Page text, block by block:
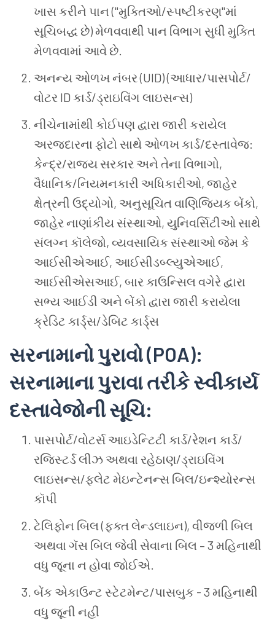
ખાસકરીને પાન("મુક્તિઓ/સ્પષ્ટીકરણ"માં
સૂચિબદ્ધ છે)મેળવવાથી પાન વિભાગ સુધી મુક્તિ
મેળવવામાં આવે છે.
અનન્ય ઓળખનંબર(UID) (આધાર/પાસપોર્ટ/
વોટર ID કાર્ડ/ડ્રાઇવિંગ લાઇસન્સ)
નીચેનામાંથી કોઈપણદ્વારા જારી કરાયેલ
અરજદારના ફોટો સાથે ઓળખકાર્ડ/દસ્તાવેજ:
કેન્દ્ર/રાજ્ય સરકાર અને તેના વિભાગો,
વૈધાનિક/નિયમનકારી અધિકારીઓ, જાહેર
ક્ષેત્રની ઉદ્યોગો, અનુસૂચિતવાણિજ્યિકબેંકો,
જાહેરનાણાંકીય સંસ્થાઓ, યુનિવર્સિટીઓ સાથે
સંલગ્ન કૉલેજો, વ્યવસાયિક સંસ્થાઓજેમકે
આઈસીએઆઈ, આઈસીડબ્લ્યુએઆઈ,
આઈસીએસઆઈ, બારકાઉન્સિલવગેરેદ્વારા
સભ્ય આઈડી અને બેંકો દ્વારા જારી કરાયેલા
ક્રેડિટ કાર્ડ્સ/ડેબિટ કાર્ડ્સ
સરનામાનોપુરાવો(POA):
સરનામાનાપુરાવાતરીકેસ્વીકાર્ય
દસ્તાવેજોનીસૂચિ:
પાસપોર્ટ/વોટર્સ આઇડેન્ટિટી કાર્ડ/રેશન કાર્ડ/
રજિસ્ટર્ડલીઝ અથવા રહેઠાણ/ડ્રાઇવિંગ
લાઇસન્સ/ફ્લેટ મેઇન્ટેનન્સ બિલ/ઇન્શ્યોરન્સ
કૉપી
ટેલિફોન બિલ(ફક્તલેન્ડલાઇન), વીજળી બિલ
અથવા ગૅસ બિલજેવી સેવાના બિલ – 3 મહિનાથી
વધુ જૂના ન હોવા જોઈએ.
બેંક એકાઉન્ટ સ્ટેટમેન્ટ/પાસબુક - 3 મહિનાથી
વધુ જૂની નહીં